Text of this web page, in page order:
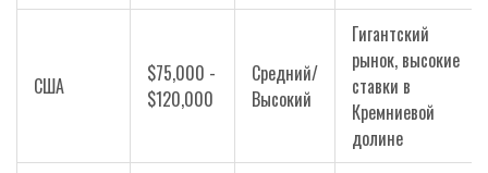
США
$75,000 -
$120,000
Средний/
Высокий
Гигантский
рынок, высокие
ставки в
Кремниевой
долине